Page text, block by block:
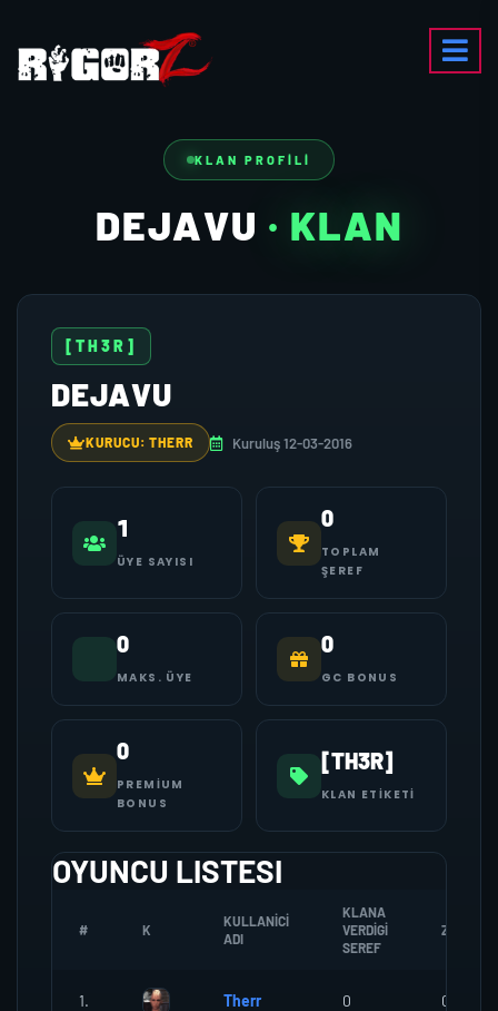
KLAN PROFILI
DEJAVU · KLAN
[TH3R]
DEJAVU
KURUCU: THERR Kuruluş 12-03-2016
1
ÜYE SAYISI
0
TOPLAM
ŞEREF
0
MAKS. ÜYE
0
GC BONUS
0
PREMIUM
BONUS
[TH3R]
KLAN ETIKETI
OYUNCU LISTESI
# K
KULLANICI
ADI
KLANA
VERDIGI
SEREF
ZOMBI
1. Therr 0 0